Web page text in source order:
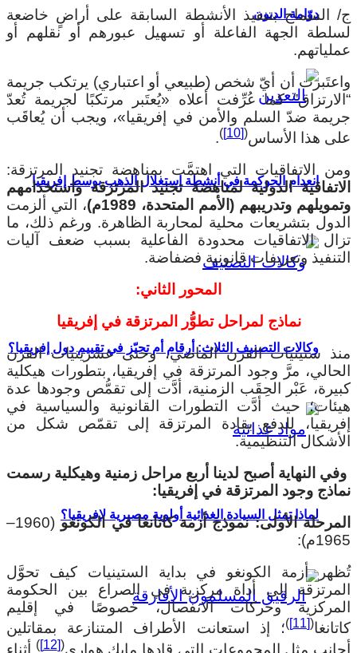
دوّامة الديون
انعدام الحوكمة في أنشطة استغلال الذهب بوسط إفريقيا
وكالات التصنيف الثلاث: أرقام أم تحيّز في تقييم دول إفريقيا؟
لماذا تمثل السيادة الغذائية أولوية مصيرية لإفريقيا؟
السماح بتنفيذ الأنشطة السابقة على أراضٍ خاضعة
الجهة الفاعلة أو تسهيل عبورهم أو نقلهم أو
أن أيّ شخص (طبيعي أو اعتباري) يرتكب جريمة
كما عُرِّفت أعلاه «يُعتَبر مرتكبًا لجريمة تُعدّ
ضدّ السلم والأمن في إفريقيا»، ويجب أن يُعاقَب
هذا الأساس
)
.
الاتفاقيات التي اهتمَّت بمناهضة تجنيد المرتزقة:
الدولية لمناهضة تجنيد المرتزقة واستخدامهم
وتدريبهم (الأمم المتحدة، 1989م)
، التي ألزمت
بتشريعات محلية لمحاربة الظاهرة. ورغم ذلك، ما
الاتفاقيات محدودة الفاعلية بسبب ضعف آليات
وتعريفات قانونية فضفاضة.
المحور الثاني:
نماذج لمراحل تطوُّر المرتزقة في إفريقيا
ستينيات القرن الماضي، وحتى عشرينيات القرن
مرَّ وجود المرتزقة في إفريقيا، بتطورات هيكلية
عَبْر الحِقَب الزمنية، أدَّت إلى تقمُّص وجودها عدة
حيث أدَّت التطورات القانونية والسياسية في
للدفع بقادة المرتزقة إلى تقمّص شكل من
التنظيمية.
النهاية أصبح لدينا أربع مراحل زمنية وهيكلية رسمت
وجود المرتزقة في إفريقيا:
الأولى: نموذج أزمة كاتانغا في الكونغو
(1960–
أزمة الكونغو في بداية الستينيات كيف تحوَّل
إلى أداة مركزية في الصراع بين الحكومة
وحركات الانفصال، خصوصًا في إقليم
(
[11]
)؛ إذ استعانت الأطراف المتنازعة بمقاتلين
مثل المجموعات التي قادها مايك هواري
)أثناء